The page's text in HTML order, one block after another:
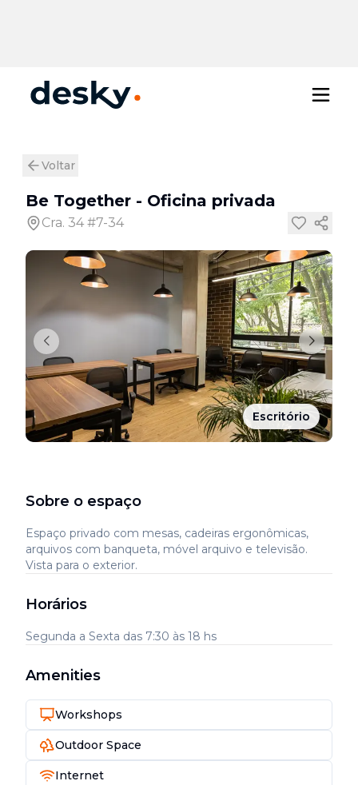
Voltar
Be Together - Oficina privada
Cra. 34 #7-34
Escritório
Sobre o espaço
Espaço privado com mesas, cadeiras ergonômicas,
arquivos com banqueta, móvel arquivo e televisão.
Vista para o exterior.
Horários
Segunda a Sexta das 7:30 às 18 hs
Amenities
Workshops
Outdoor Space
Internet